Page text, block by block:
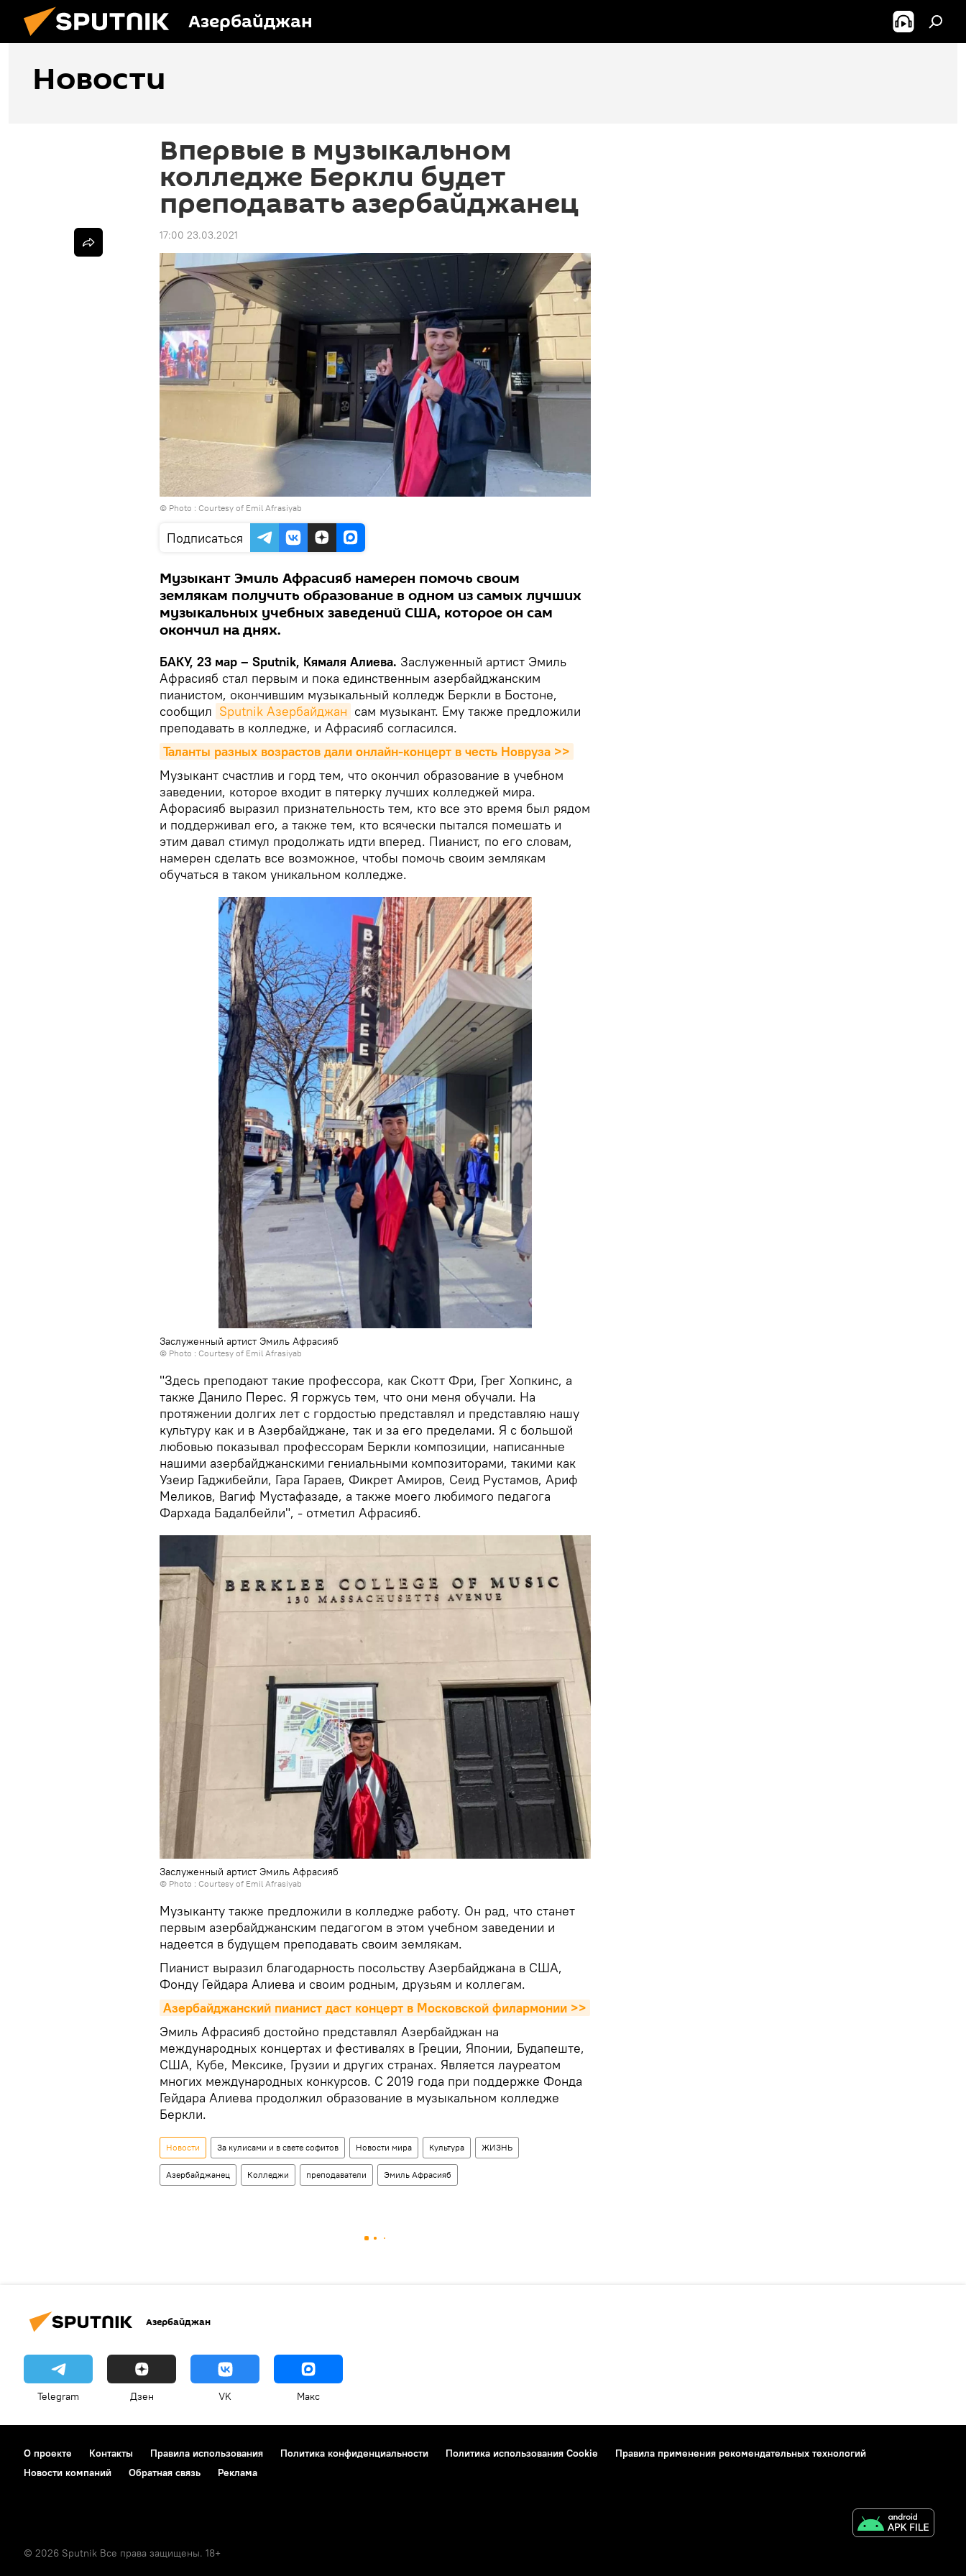
Азербайджан
Новости
Впервые в музыкальном
колледже Беркли будет
преподавать азербайджанец
17:00 23.03.2021
© Photo : Courtesy of Emil Afrasiyab
Подписаться
Музыкант Эмиль Афрасияб намерен помочь своим
землякам получить образование в одном из самых лучших
музыкальных учебных заведений США, которое он сам
окончил на днях.
БАКУ, 23 мар – Sputnik, Кямаля Алиева. Заслуженный артист Эмиль
Афрасияб стал первым и пока единственным азербайджанским
пианистом, окончившим музыкальный колледж Беркли в Бостоне,
сообщил Sputnik Азербайджан сам музыкант. Ему также предложили
преподавать в колледже, и Афрасияб согласился.
Таланты разных возрастов дали онлайн-концерт в честь Новруза >>
Музыкант счастлив и горд тем, что окончил образование в учебном
заведении, которое входит в пятерку лучших колледжей мира.
Афорасияб выразил признательность тем, кто все это время был рядом
и поддерживал его, а также тем, кто всячески пытался помешать и
этим давал стимул продолжать идти вперед. Пианист, по его словам,
намерен сделать все возможное, чтобы помочь своим землякам
обучаться в таком уникальном колледже.
Заслуженный артист Эмиль Афрасияб
© Photo : Courtesy of Emil Afrasiyab
"Здесь преподают такие профессора, как Скотт Фри, Грег Хопкинс, а
также Данило Перес. Я горжусь тем, что они меня обучали. На
протяжении долгих лет с гордостью представлял и представляю нашу
культуру как и в Азербайджане, так и за его пределами. Я с большой
любовью показывал профессорам Беркли композиции, написанные
нашими азербайджанскими гениальными композиторами, такими как
Узеир Гаджибейли, Гара Гараев, Фикрет Амиров, Сеид Рустамов, Ариф
Меликов, Вагиф Мустафазаде, а также моего любимого педагога
Фархада Бадалбейли", - отметил Афрасияб.
Заслуженный артист Эмиль Афрасияб
© Photo : Courtesy of Emil Afrasiyab
Музыканту также предложили в колледже работу. Он рад, что станет
первым азербайджанским педагогом в этом учебном заведении и
надеется в будущем преподавать своим землякам.
Пианист выразил благодарность посольству Азербайджана в США,
Фонду Гейдара Алиева и своим родным, друзьям и коллегам.
Азербайджанский пианист даст концерт в Московской филармонии >>
Эмиль Афрасияб достойно представлял Азербайджан на
международных концертах и фестивалях в Греции, Японии, Будапеште,
США, Кубе, Мексике, Грузии и других странах. Является лауреатом
многих международных конкурсов. С 2019 года при поддержке Фонда
Гейдара Алиева продолжил образование в музыкальном колледже
Беркли.
Новости За кулисами и в свете софитов Новости мира Культура ЖИЗНЬ
Азербайджанец Колледжи преподаватели Эмиль Афрасияб
Азербайджан
Telegram Дзен VK Макс
О проекте Контакты Правила использования Политика конфиденциальности Политика использования Cookie
Правила применения рекомендательных технологий
Новости компаний
Обратная связь Реклама
© 2026 Sputnik Все права защищены. 18+